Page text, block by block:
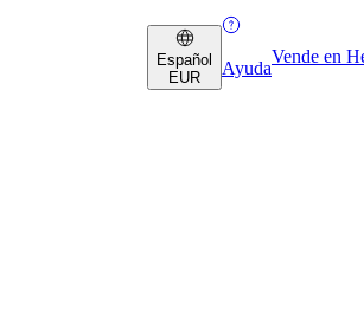
Español
EUR
Ayuda
Vende en